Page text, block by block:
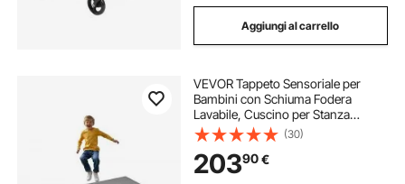
Aggiungi al carrello
VEVOR Tappeto Sensoriale per
Bambini con Schiuma Fodera
Lavabile, Cuscino per Stanza
Sensoriale per Bambini e Adulti,
Materasso di Caduta per Protezione
Arrampicata Ginnastica da Palestra,
Grigio
(30)
20390€